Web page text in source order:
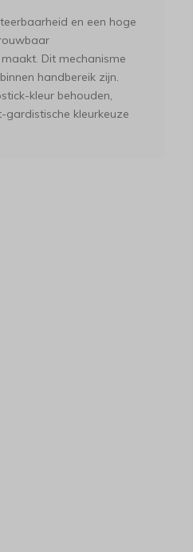
en een hoge
Dit mechanisme
handbereik zijn.
kleur behouden,
gardistische kleurkeuze